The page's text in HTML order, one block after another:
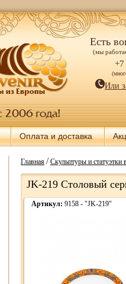
Есть
(мы
+7
Или
Оплата и доставка
Главная/Скульптуры и статуэтки
JK-219 Столовый
Артикул: 9158 - "JK-219"